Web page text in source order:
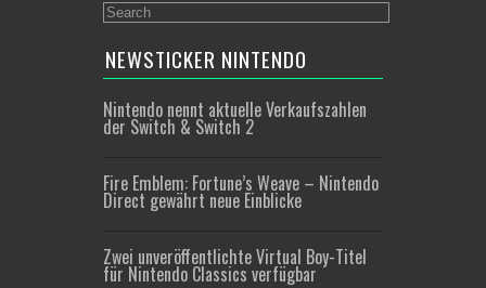
NEWSTICKER NINTENDO
Nintendo nennt aktuelle Verkaufszahlen
der Switch & Switch 2
Fire Emblem: Fortune’s Weave – Nintendo
Direct gewährt neue Einblicke
Zwei unveröffentlichte Virtual Boy-Titel
für Nintendo Classics verfügbar